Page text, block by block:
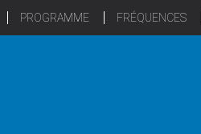
PROGRAMME FRÉQUENCES